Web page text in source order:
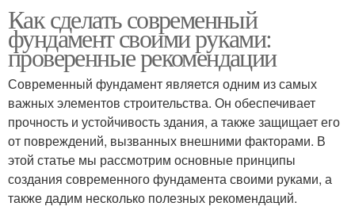
Как сделать современный
фундамент своими руками:
проверенные рекомендации
Современный фундамент является одним из самых
важных элементов строительства. Он обеспечивает
прочность и устойчивость здания, а также защищает его
от повреждений, вызванных внешними факторами. В
этой статье мы рассмотрим основные принципы
создания современного фундамента своими руками, а
также дадим несколько полезных рекомендаций.